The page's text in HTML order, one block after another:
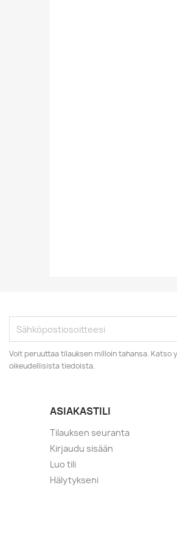
Voit peruuttaa tilauksen milloin tahansa. Katso
oikeudellisista tiedoista.
ASIAKASTILI
Tilauksen seuranta
Kirjaudu sisään
Luo tili
Hälytykseni